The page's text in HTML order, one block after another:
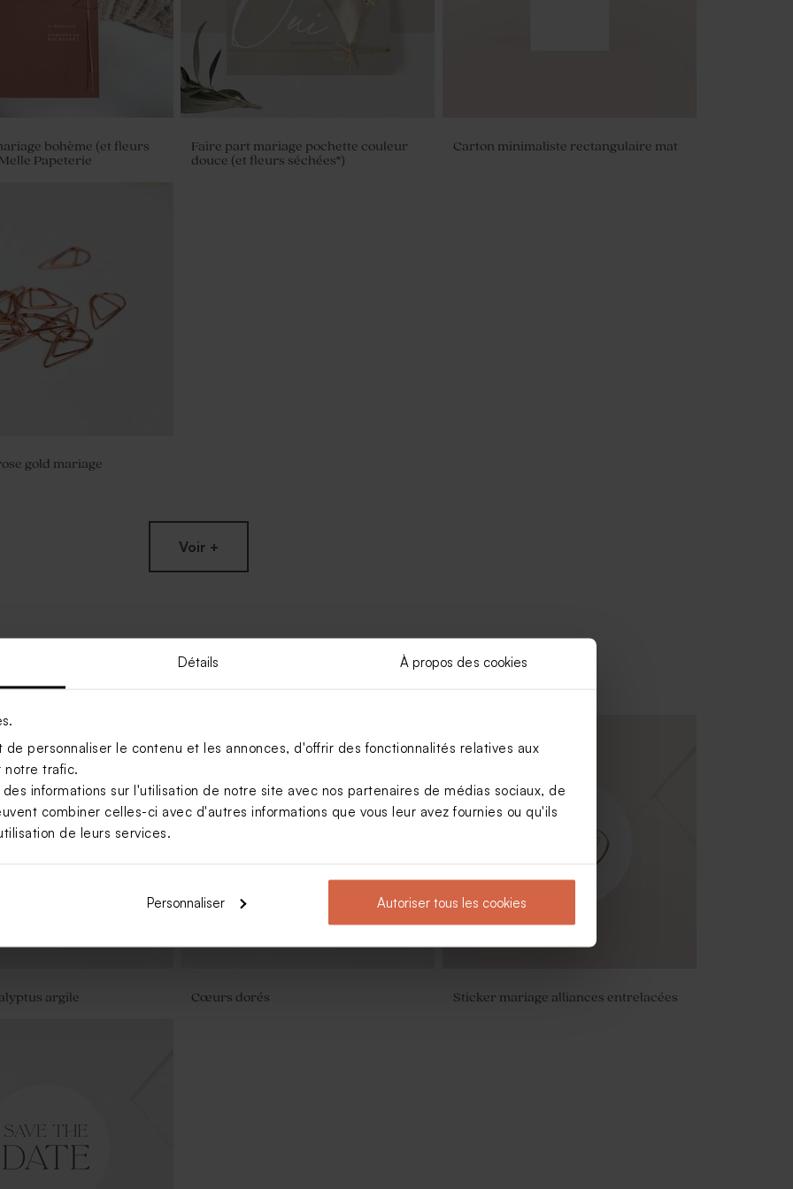
Détails À propos des cookies
personnaliser le contenu et les annonces, d'offrir des fonctionnalités relatives aux
notre trafic.
informations sur l'utilisation de notre site avec nos partenaires de médias sociaux, de
combiner celles-ci avec d'autres informations que vous leur avez fournies ou qu'ils
de leurs services.
Personnaliser Autoriser tous les cookies
bohème (et fleurs
Papeterie
Faire part mariage pochette couleur
douce (et fleurs séchées*)
Carton minimaliste rectangulaire mat
gold mariage
mariage
Voir +
argile Cœurs dorés Sticker mariage alliances entrelacées